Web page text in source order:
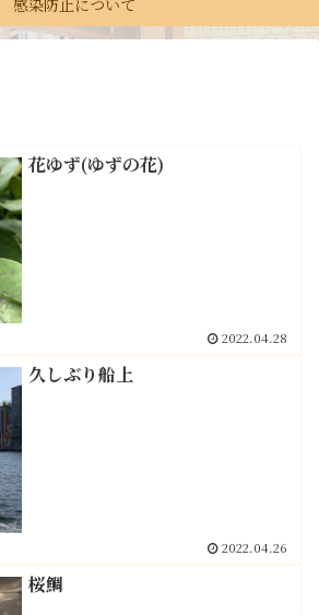
感染防止について
花ゆず(ゆずの花)
2022.04.28
久しぶり船上
2022.04.26
桜鯛